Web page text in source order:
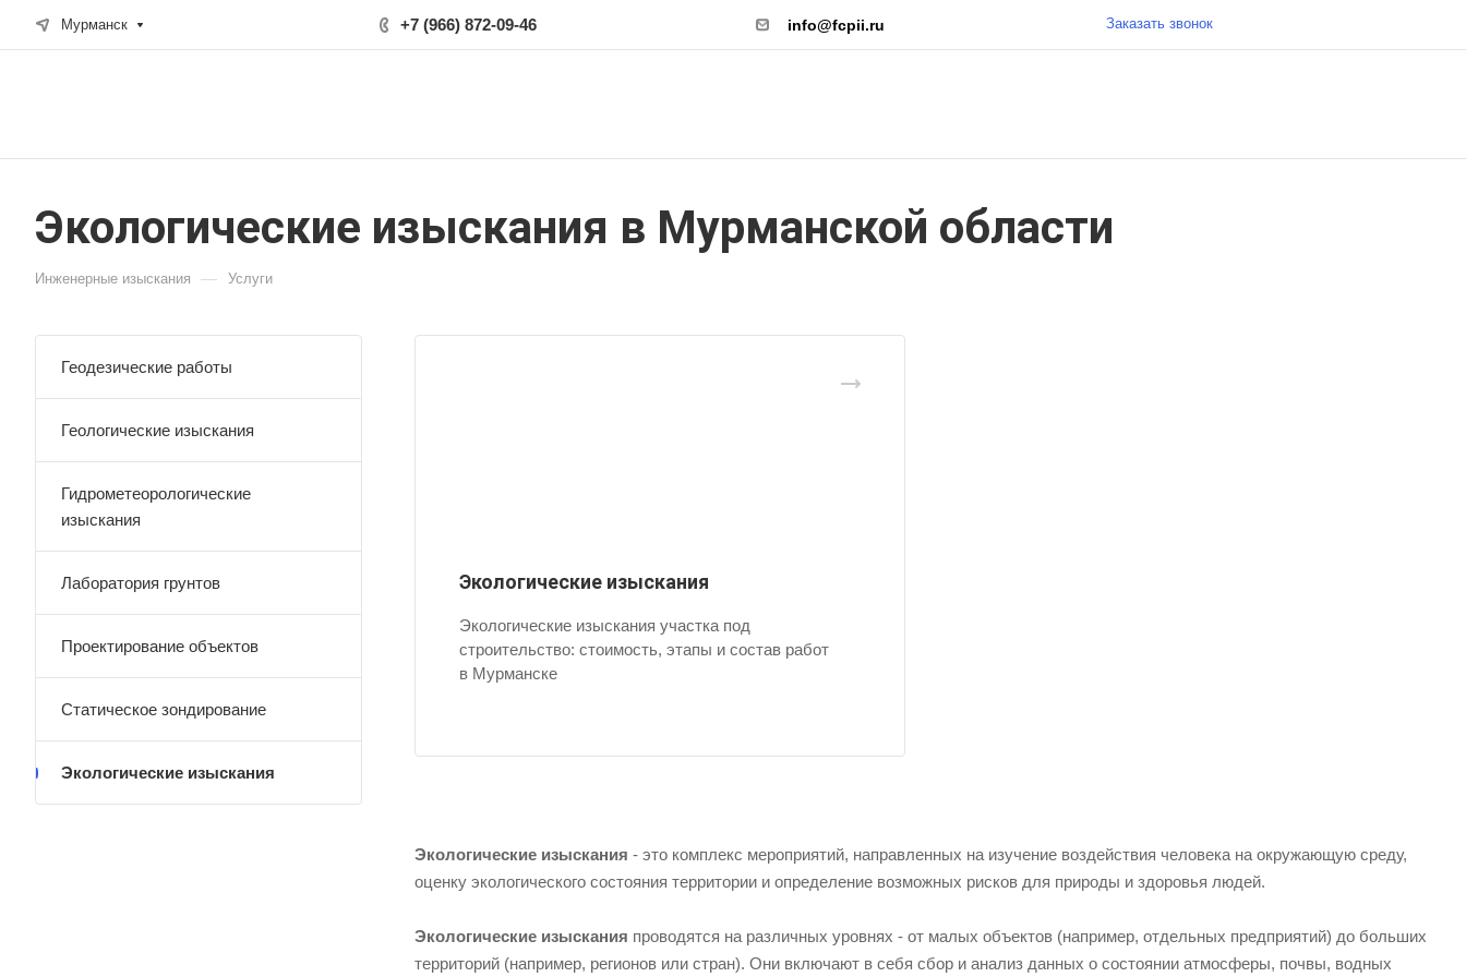
Мурманск +7 (966) 872-09-46 info@fcpii.ru Заказать звонок
Экологические изыскания в Мурманской области
Инженерные изыскания — Услуги
Экологические изыскания
Экологические изыскания участка под
строительство: стоимость, этапы и состав работ
в Мурманске
Экологические изыскания - это комплекс мероприятий, направленных на изучение воздействия человека на окружающую среду,
оценку экологического состояния территории и определение возможных рисков для природы и здоровья людей.
Экологические изыскания проводятся на различных уровнях - от малых объектов (например, отдельных предприятий) до больших
территорий (например, регионов или стран). Они включают в себя сбор и анализ данных о состоянии атмосферы, почвы, водных
Геодезические работы
Геологические изыскания
Гидрометеорологические
изыскания
Лаборатория грунтов
Проектирование объектов
Статическое зондирование
Экологические изыскания